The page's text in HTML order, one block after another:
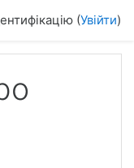
(Увійти)